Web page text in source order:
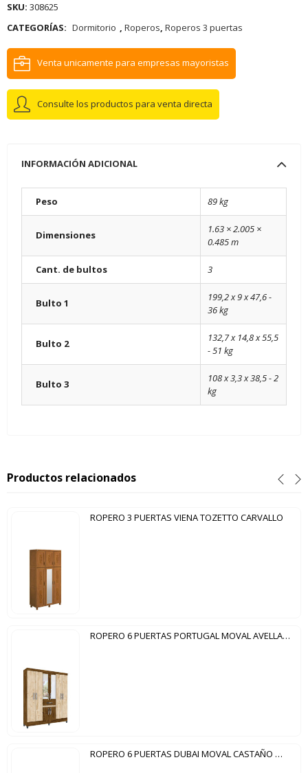
SKU: 308625
CATEGORÍAS: Dormitorio , Roperos, Roperos 3 puertas
Venta unicamente para empresas mayoristas
Consulte los productos para venta directa
INFORMACIÓN ADICIONAL
Peso 89 kg
Dimensiones
1.63 × 2.005 ×
0.485 m
Cant. de bultos 3
Bulto 1
199,2 x 9 x 47,6 -
36 kg
Bulto 2
132,7 x 14,8 x 55,5
- 51 kg
Bulto 3
108 x 3,3 x 38,5 - 2
kg
Productos relacionados
ROPERO 3 PUERTAS VIENA TOZETTO CARVALLO
ROPERO 6 PUERTAS PORTUGAL MOVAL AVELLANA WOOD|CASTAÑO WOOD
ROPERO 6 PUERTAS DUBAI MOVAL CASTAÑO WOOD